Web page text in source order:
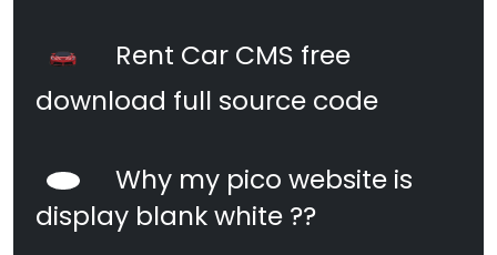
Rent Car CMS free
download full source code
Why my pico website is
display blank white ??